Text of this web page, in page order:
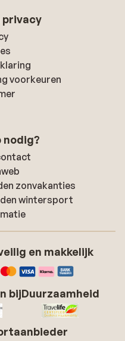
privacy
voorkeuren
nodig?
zonvakanties
wintersport
en makkelijk
bijDuurzaamheid